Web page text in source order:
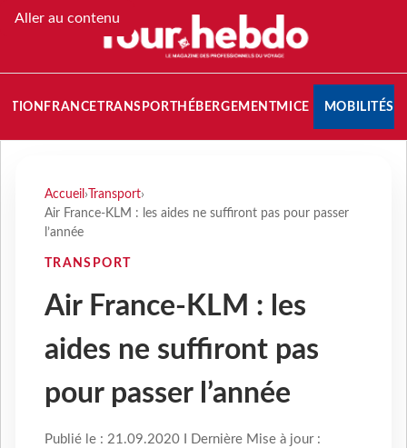
Aller au contenu
FRANCETRANSPORT HÉBERGEMENTMICE MOBILITÉS
Accueil › Transport›
Air France-KLM : les aides ne suffiront pas pour passer
l’année
TRANSPORT
Air France-KLM : les
aides ne suffiront pas
pour passer l’année
Publié le : 21.09.2020 I Dernière Mise à jour :